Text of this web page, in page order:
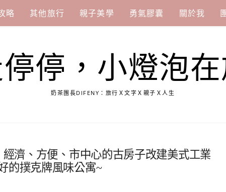
略 其他旅行 親子美學 勇氣膠囊 關於我
停，小燈泡
奶茶團長DIFENY：旅行Ｘ文字Ｘ親子Ｘ人生
濟、方便、市中心的古房子改建美式工業
的撲克牌風味公寓~